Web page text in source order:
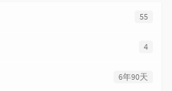
55
4
6年90天